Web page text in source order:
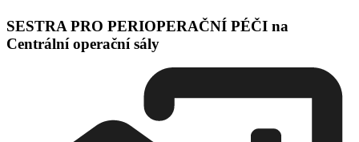
SESTRA PRO PERIOPERAČNÍ PÉČI na
Centrální operační sály